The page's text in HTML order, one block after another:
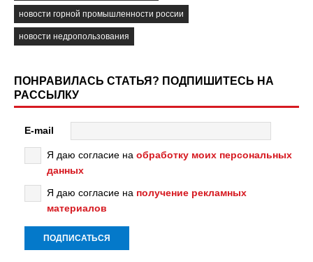
новости горной промышленности россии
новости недропользования
ПОНРАВИЛАСЬ СТАТЬЯ? ПОДПИШИТЕСЬ НА
РАССЫЛКУ
E-mail
Я даю согласие на обработку моих персональных
данных
Я даю согласие на получение рекламных
материалов